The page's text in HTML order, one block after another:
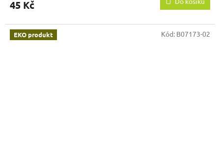
45 Kč
EKO produkt Kód: B07173-02